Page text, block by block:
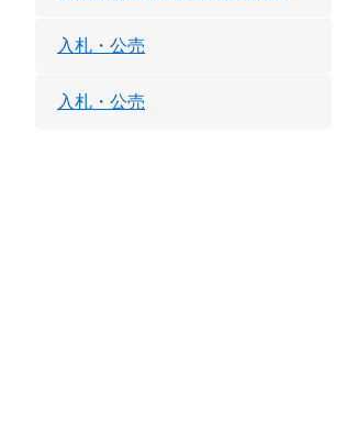
入札・公売
入札・公売